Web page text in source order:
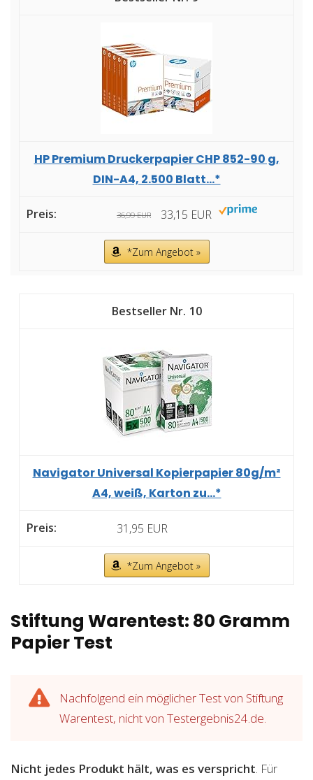
HP Premium Druckerpapier CHP 852-90 g,
DIN-A4, 2.500 Blatt...*
36,99 EUR 33,15 EUR
*Zum Angebot »
10
Navigator Universal Kopierpapier 80g/m²
A4, weiß, Karton zu...*
31,95 EUR
*Zum Angebot »
Stiftung Warentest: 80 Gramm
Papier Test
Nachfolgend ein möglicher Test von Stiftung
Warentest, nicht von Testergebnis24.de.
Nicht jedes Produkt hält, was es verspricht. Für